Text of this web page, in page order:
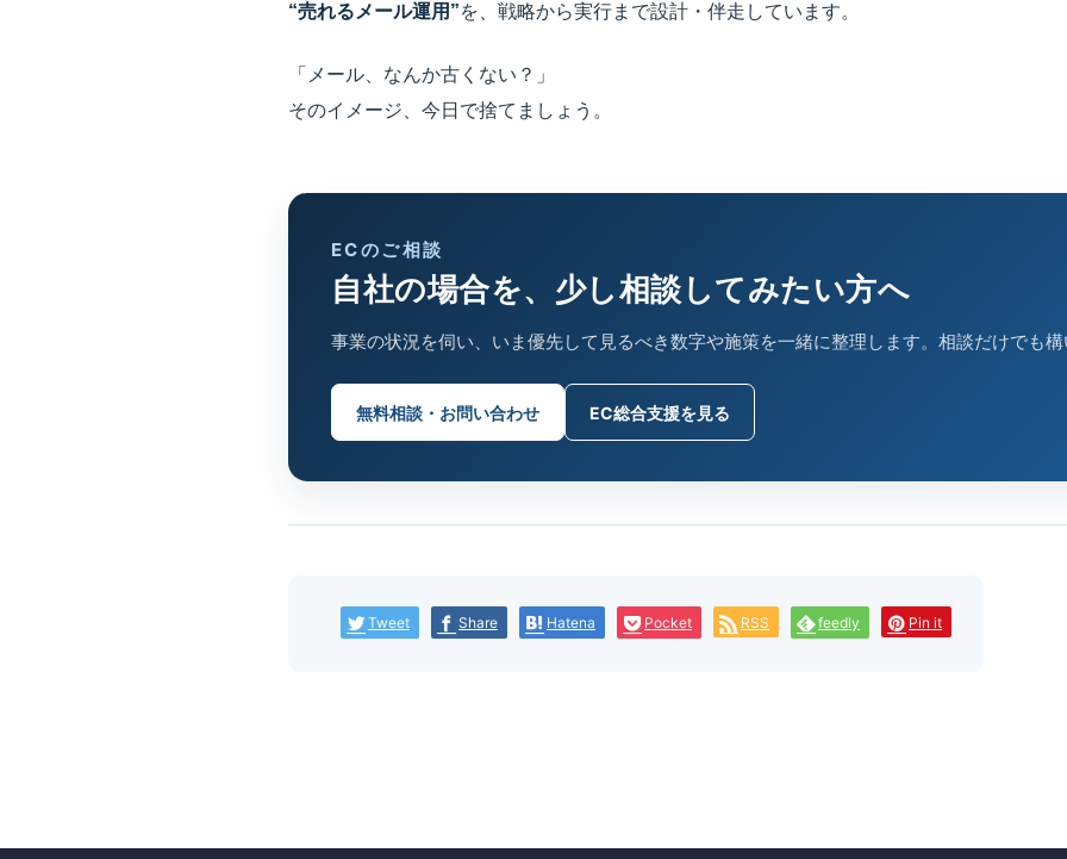
“売れるメール運用”を、戦略から実行まで設計・伴走しています。
「メール、なんか古くない？」
そのイメージ、今日で捨てましょう。
ECのご相談
自社の場合を、少し相談してみたい方へ
事業の状況を伺い、いま優先して見るべき数字や施策を一緒に整理します。相談だけでも構
無料相談・お問い合わせ EC総合支援を見る
Tweet Share Hatena Pocket RSS feedly Pin it